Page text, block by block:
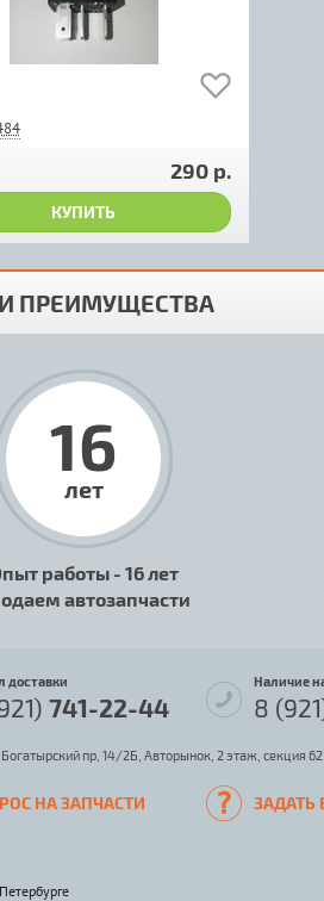
290 р.
КУПИТЬ
ПРЕИМУЩЕСТВА
16
лет
работы - 16 лет
автозапчасти
доставки
741-22-44
Наличие
8
пр, 14/2Б, Авторынок, 2 этаж, секция 62
НА ЗАПЧАСТИ ЗАДАТЬ